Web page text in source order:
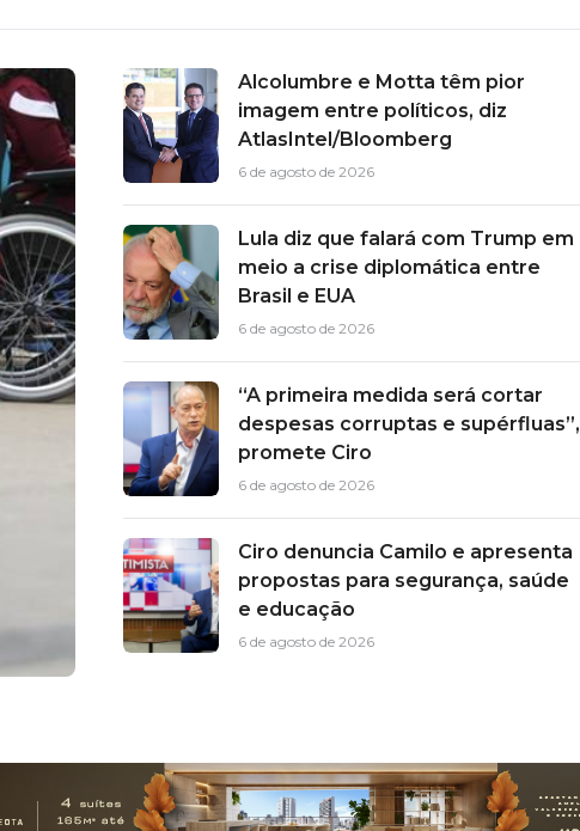
Alcolumbre e Motta têm pior
imagem entre políticos, diz
AtlasIntel/Bloomberg
6 de agosto de 2026
Lula diz que falará com Trump em
meio a crise diplomática entre
Brasil e EUA
6 de agosto de 2026
“A primeira medida será cortar
despesas corruptas e supérfluas”,
promete Ciro
6 de agosto de 2026
Ciro denuncia Camilo e apresenta
propostas para segurança, saúde
e educação
6 de agosto de 2026